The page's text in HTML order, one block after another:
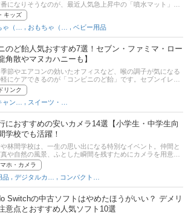
になりそうなのが、最近人気急上昇中の「噴水マット」！
要ですぐに遊ばせられて、ビニールプールよりも子どもた
ゃぎ！この記事では、人気の噴水マット（噴水プール）の
すすめ商品を紹介します。 小さな子どもでも使えるコンパ
から、家族やきょうだいと使える大きなサイズまで、さま
水マットをピックアップしました。ユーザーのイチオシも参
みて下さい。また、噴水マットに関する疑問や注意点、ママ
ど、使用前に知っておきたい情報もまとめているのでぜひ
ください！
キッズ
ベビー用品
のど飴人気おすすめ7選！セブン・ファミマ・ロー
角散やマヌカハニーも】
節やエアコンの効いたオフィスなど、喉の調子が気になる
にケアできるのが「コンビニのど飴」です。セブンイレブ
リーマート・ローソンなど、どの店舗でも種類が豊富に揃
24時間いつでも購入可能。出先で喉がイガイガしたときに
できます。この記事では、コンビニで買える人気のど飴を
介しますので、購入の際の参考にしてください。
リンク
におすすめの安いカメラ14選【小学生・中学生向
学校でも活躍！
林間学校は、一生の思い出になる特別なイベント。仲間と
や自然の風景、ふとした瞬間を残すためにカメラを用意し
、「高いカメラを買う余裕はない」「スマホの持ち込みが
いる」という悩みを持つ学生や保護者も多いはずです。そ
なるのが、安くてシンプルに使えるカメラ。最近は1万円
も十分な性能を備えたモデルが揃っており、修学旅行や林
ぴったりの相棒になってくれます。この記事では、修学旅行
用にぴったりの、安くて使いやすいカメラを紹介します。
ホ・カメラ
品
Switchの中古ソフトはやめたほうがいい？ デメリ
意点とおすすめ人気ソフト10選